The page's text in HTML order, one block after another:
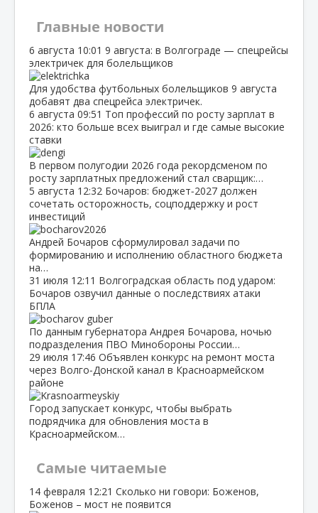
Главные новости
6 августа 10:01 9 августа: в Волгограде — спецрейсы
электричек для болельщиков
Для удобства футбольных болельщиков 9 августа
добавят два спецрейса электричек.
6 августа 09:51 Топ профессий по росту зарплат в
2026: кто больше всех выиграл и где самые высокие
ставки
В первом полугодии 2026 года рекордсменом по
росту зарплатных предложений стал сварщик:…
5 августа 12:32 Бочаров: бюджет‑2027 должен
сочетать осторожность, соцподдержку и рост
инвестиций
Андрей Бочаров сформулировал задачи по
формированию и исполнению областного бюджета
на…
31 июля 12:11 Волгоградская область под ударом:
Бочаров озвучил данные о последствиях атаки
БПЛА
По данным губернатора Андрея Бочарова, ночью
подразделения ПВО Минобороны России…
29 июля 17:46 Объявлен конкурс на ремонт моста
через Волго‑Донской канал в Красноармейском
районе
Город запускает конкурс, чтобы выбрать
подрядчика для обновления моста в
Красноармейском…
Самые читаемые
14 февраля 12:21 Сколько ни говори: Боженов,
Боженов – мост не появится